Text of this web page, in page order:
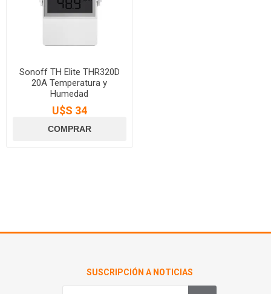
Sonoff TH Elite THR320D
20A Temperatura y
Humedad
U$S 34
SUSCRIPCIÓN A NOTICIAS